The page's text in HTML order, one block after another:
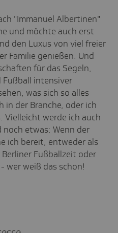
"Immanuel Albertinen"
und möchte auch erst
den Luxus von viel freier
Familie genießen. Und
für das Segeln,
Fußball intensiver
was sich so alles
in der Branche, oder ich
Vielleicht werde ich auch
etwas: Wenn der
ich bereit, entweder als
Fußballzeit oder
wer weiß das schon!